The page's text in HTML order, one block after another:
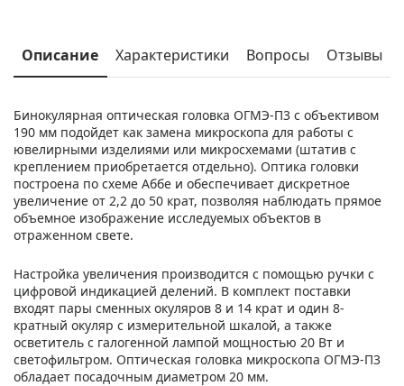
Описание Характеристики Вопросы Отзывы
Бинокулярная оптическая головка ОГМЭ-П3 с объективом
190 мм подойдет как замена микроскопа для работы с
ювелирными изделиями или микросхемами (штатив с
креплением приобретается отдельно). Оптика головки
построена по схеме Аббе и обеспечивает дискретное
увеличение от 2,2 до 50 крат, позволяя наблюдать прямое
объемное изображение исследуемых объектов в
отраженном свете.
Настройка увеличения производится с помощью ручки с
цифровой индикацией делений. В комплект поставки
входят пары сменных окуляров 8 и 14 крат и один 8-
кратный окуляр с измерительной шкалой, а также
осветитель с галогенной лампой мощностью 20 Вт и
светофильтром. Оптическая головка микроскопа ОГМЭ-П3
обладает посадочным диаметром 20 мм.